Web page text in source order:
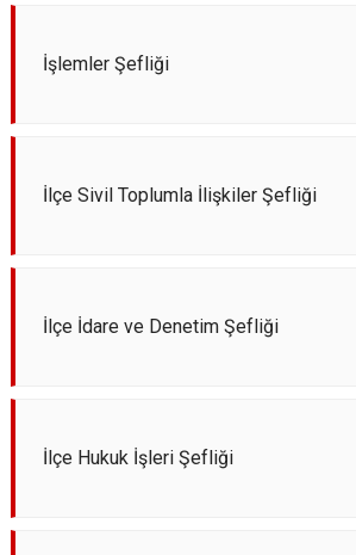
İşlemler Şefliği
İlçe Sivil Toplumla İlişkiler Şefliği
İlçe İdare ve Denetim Şefliği
İlçe Hukuk İşleri Şefliği